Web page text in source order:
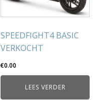
SPEEDFIGHT4 BASIC
VERKOCHT
€0.00
LEES VERDER